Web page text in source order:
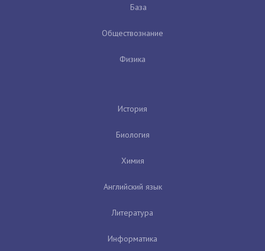
База
Обществознание
Физика
История
Биология
Химия
Английский язык
Литература
Информатика